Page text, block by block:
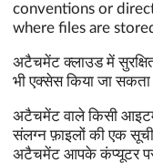
conventions or
where files are
अटैचमेंट क्लाउड में
भी एक्सेस किया जा सकता
अटैचमेंट वाले किसी
संलग्न फ़ाइलों की एक
अटैचमेंट आपके कंप्यूटर पर